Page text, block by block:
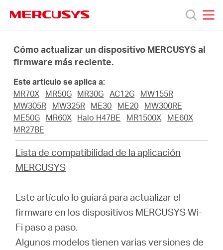
navigation
Productos
Sobre
Nosotros
Spain
Cómo actualizar un dispositivo MERCUSYS al
firmware más reciente.
Este artículo se aplica a:
MR70X
MR50G MR30G AC12G
MW155R
MW305R
MW325R ME30 ME20
MW300RE
ME50G
MR60X Halo H47BE MR1500X
ME60X
MR27BE
Lista de compatibilidad de la aplicación
MERCUSYS
Este artículo lo guiará para actualizar el
firmware en los dispositivos MERCUSYS Wi-
Fi paso a paso.
Algunos modelos tienen varias versiones de